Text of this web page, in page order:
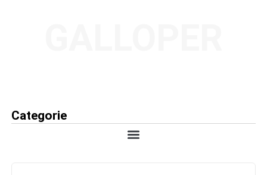
Categorie